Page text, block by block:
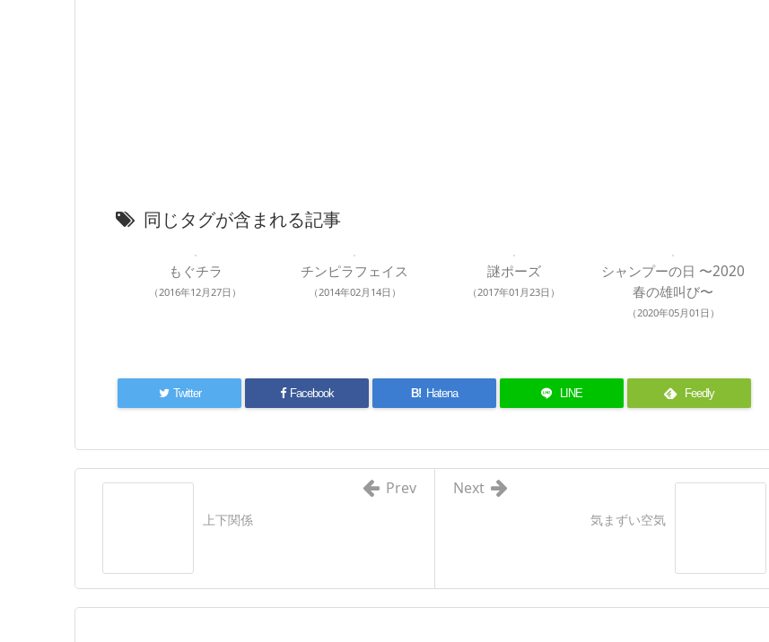
同じタグが含まれる記事
もぐチラ
（2016年12月27日）
チンピラフェイス
（2014年02月14日）
謎ポーズ
（2017年01月23日）
シャンプーの日 〜2020
春の雄叫び〜
（2020年05月01日）
Twitter Facebook B! Hatena LINE Feedly
気まずい空気
Next
上下関係
Prev